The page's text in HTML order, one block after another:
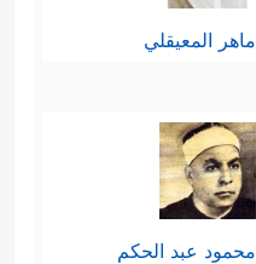
ماهر المعيقلي
محمود عبد الحكم